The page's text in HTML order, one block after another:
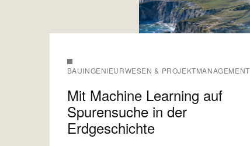
BAUINGENIEURWESEN & PROJEKTMANAGEMENT
Mit Machine Learning auf
Spurensuche in der
Erdgeschichte